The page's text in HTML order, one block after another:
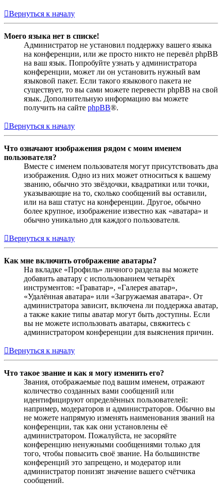
Вернуться к началу
Моего языка нет в списке!
Администратор не установил поддержку вашего языка
на конференции, или же просто никто не перевёл phpBB
на ваш язык. Попробуйте узнать у администратора
конференции, может ли он установить нужный вам
языковой пакет. Если такого языкового пакета не
существует, то вы сами можете перевести phpBB на свой
язык. Дополнительную информацию вы можете
получить на сайте phpBB®.
Вернуться к началу
Что означают изображения рядом с моим именем
пользователя?
Вместе с именем пользователя могут присутствовать два
изображения. Одно из них может относиться к вашему
званию, обычно это звёздочки, квадратики или точки,
указывающие на то, сколько сообщений вы оставили,
или на ваш статус на конференции. Другое, обычно
более крупное, изображение известно как «аватара» и
обычно уникально для каждого пользователя.
Вернуться к началу
Как мне включить отображение аватары?
На вкладке «Профиль» личного раздела вы можете
добавить аватару с использованием четырёх
инструментов: «Граватар», «Галерея аватар»,
«Удалённая аватара» или «Загружаемая аватара». От
администратора зависит, включена ли поддержка аватар,
а также какие типы аватар могут быть доступны. Если
вы не можете использовать аватары, свяжитесь с
администратором конференции для выяснения причин.
Вернуться к началу
Что такое звание и как я могу изменить его?
Звания, отображаемые под вашим именем, отражают
количество созданных вами сообщений или
идентифицируют определённых пользователей:
например, модераторов и администраторов. Обычно вы
не можете напрямую изменять наименования званий на
конференции, так как они установлены её
администратором. Пожалуйста, не засоряйте
конференцию ненужными сообщениями только для
того, чтобы повысить своё звание. На большинстве
конференций это запрещено, и модератор или
администратор понизят значение вашего счётчика
сообщений.